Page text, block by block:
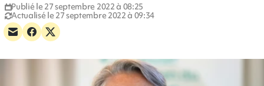
Publié le 27 septembre 2022 à 08:25
Actualisé le 27 septembre 2022 à 09:34